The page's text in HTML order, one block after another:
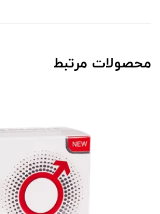
محصولات مرتبط